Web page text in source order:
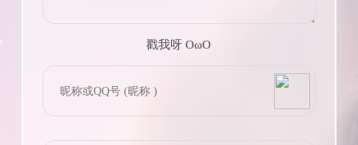
戳我呀 OωO
Tieba